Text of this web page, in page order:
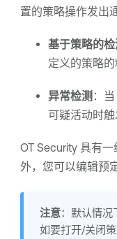
置的策略操作发出
基于策略的检
定义的策略的
异常检测 ：当
可疑活动时触
OT Security具有一
外，您可以编辑预
注意：默认情况
如要打开/关闭